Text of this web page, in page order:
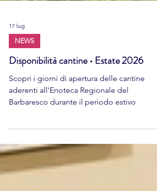
17 lug
NEWS
Disponibilità cantine • Estate 2026
Scopri i giorni di apertura delle cantine
aderenti all'Enoteca Regionale del